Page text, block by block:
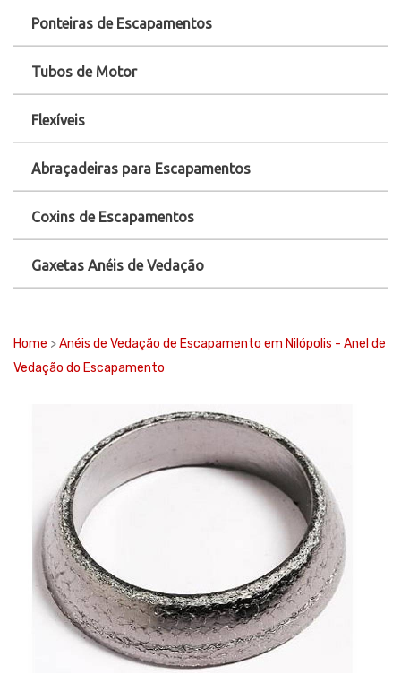
Ponteiras de Escapamentos
Tubos de Motor
Flexíveis
Abraçadeiras para Escapamentos
Coxins de Escapamentos
Gaxetas Anéis de Vedação
Home >Anéis de Vedação de Escapamento em Nilópolis - Anel de
Vedação do Escapamento